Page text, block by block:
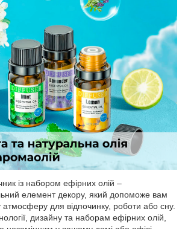
із набором ефірних олій –
елемент декору, який допоможе вам
атмосферу для відпочинку, роботи або сну.
дизайну та наборам ефірних олій,